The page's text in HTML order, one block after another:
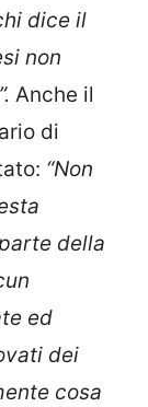
dice il
non
Anche il
di
“Non
della
ed
dei
cosa